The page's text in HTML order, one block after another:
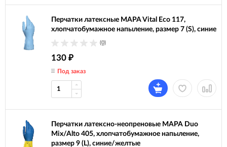
Перчатки латексные MAPA Vital Eco 117,
хлопчатобумажное напыление, размер 7 (S), синие
(0)
130 ₽
Под заказ
Перчатки латексно-неопреновые MAPA Duo
Mix/Alto 405, хлопчатобумажное напыление,
размер 9 (L), синие/желтые